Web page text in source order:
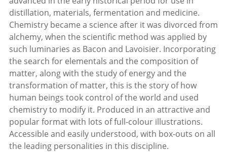
distillation, materials, fermentation and medicine.
Chemistry became a science after it was divorced from
alchemy, when the scientific method was applied by
such luminaries as Bacon and Lavoisier. Incorporating
the search for elementals and the composition of
matter, along with the study of energy and the
transformation of matter, this is the story of how
human beings took control of the world and used
chemistry to modify it. Produced in an attractive and
popular format with lots of full-colour illustrations.
Accessible and easily understood, with box-outs on all
the leading personalities in this discipline.